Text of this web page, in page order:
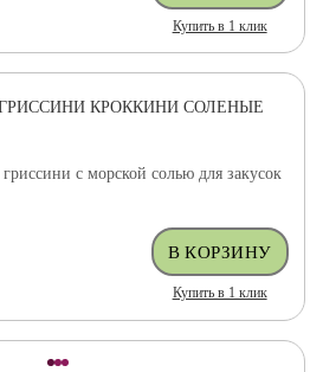
Купить в 1 клик
КРОККИНИ СОЛЕНЫЕ
с морской солью для закусок
Купить в 1 клик